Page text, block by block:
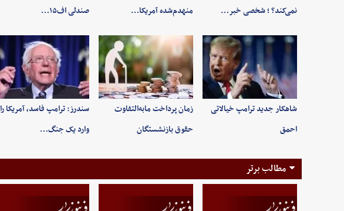
نمی‌کند؟ ؛ شخصی خبر…
منهدم‌شده آمریکا…
صندلی اف۱۵…
شاهکار جدید ترامپ خیالاتی
احمق
زمان پرداخت مابه‌التفاوت
حقوق بازنشستگان
سندرز: ترامپ فاسد، آمریکا را
وارد یک جنگ…
مطالب برتر